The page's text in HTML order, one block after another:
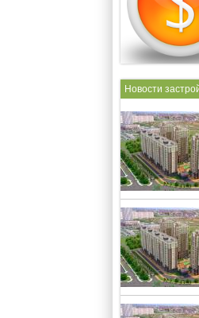
Новости